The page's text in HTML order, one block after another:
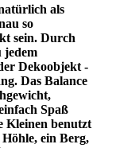
als
so
sein. Durch
jedem
Dekoobjekt -
Das Balance
Spaß
Kleinen benutzt
ein Berg,